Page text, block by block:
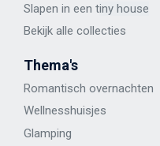
Slapen in een tiny house
Bekijk alle collecties
Thema's
Romantisch overnachten
Wellnesshuisjes
Glamping